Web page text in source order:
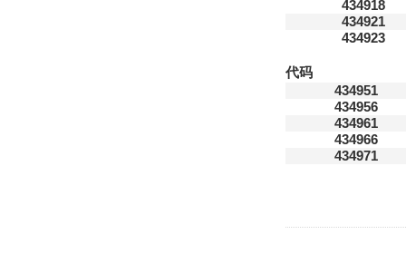
434918
434921
434923
代码
434951
434956
434961
434966
434971